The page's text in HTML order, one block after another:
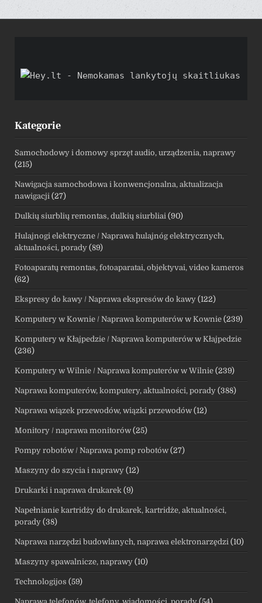
Kategorie
Samochodowy i domowy sprzęt audio, urządzenia, naprawy
(215)
Nawigacja samochodowa i konwencjonalna, aktualizacja
nawigacji (27)
Dulkių siurblių remontas, dulkių siurbliai (90)
Hulajnogi elektryczne / Naprawa hulajnóg elektrycznych,
aktualności, porady (89)
Fotoaparatų remontas, fotoaparatai, objektyvai, video kameros
(62)
Ekspresy do kawy / Naprawa ekspresów do kawy (122)
Komputery w Kownie / Naprawa komputerów w Kownie (239)
Komputery w Kłajpedzie / Naprawa komputerów w Kłajpedzie
(236)
Komputery w Wilnie / Naprawa komputerów w Wilnie (239)
Naprawa komputerów, komputery, aktualności, porady (388)
Naprawa wiązek przewodów, wiązki przewodów (12)
Monitory / naprawa monitorów (25)
Pompy robotów / Naprawa pomp robotów (27)
Maszyny do szycia i naprawy (12)
Drukarki i naprawa drukarek (9)
Napełnianie kartridży do drukarek, kartridże, aktualności,
porady (38)
Naprawa narzędzi budowlanych, naprawa elektronarzędzi (10)
Maszyny spawalnicze, naprawy (10)
Technologijos (59)